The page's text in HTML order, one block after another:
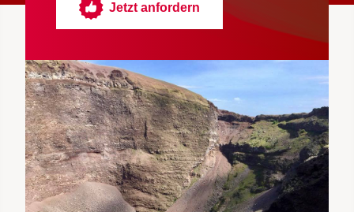
Jetzt anfordern